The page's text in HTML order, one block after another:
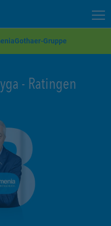
Gruppe
- Ratingen